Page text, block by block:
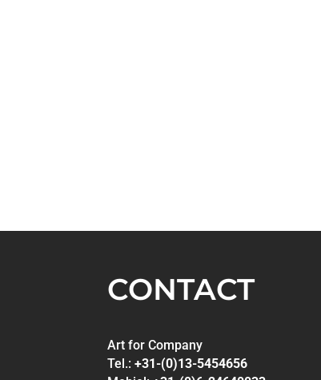
CONTACT
Art for Company
Tel.:+31-(0)13-5454656